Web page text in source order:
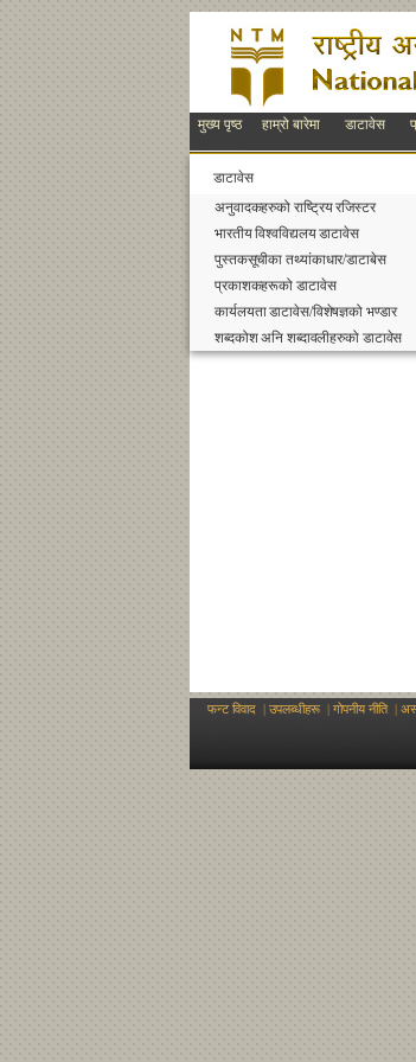
मुख्य पृष्ठ हाम्रो बारेमा डाटावेस
डाटावेस
अनुवादकहरुको राष्ट्रिय रजिस्टर
भारतीय विश्वविद्यलय डाटावेस
पुस्तकसूचीका तथ्यांकाधार/डाटाबेस
प्रकाशकहरूको डाटावेस
कार्यलयता डाटावेस/विशेषज्ञको भण्डार
शब्दकोश अनि शब्दावलीहरुको डाटावेस
फन्ट विवाद | उपलब्धीहरू | गोपनीय नीति|